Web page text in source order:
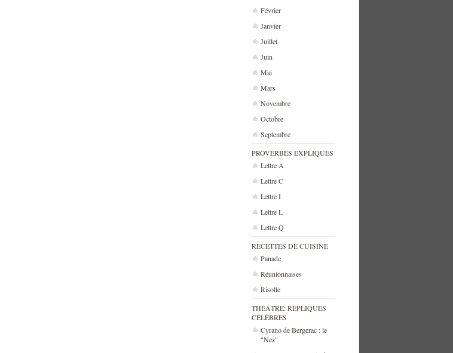
Février
Janvier
Juillet
Juin
Mai
Mars
Novembre
Octobre
Septembre
PROVERBES EXPLIQUES
Lettre A
Lettre C
Lettre I
Lettre L
Lettre Q
RECETTES DE CUISINE
Panade
Réunionnaises
Risolle
THÉÂTRE: RÉPLIQUES
CÉLÈBRES
Cyrano de Bergerac : le
"Nez"